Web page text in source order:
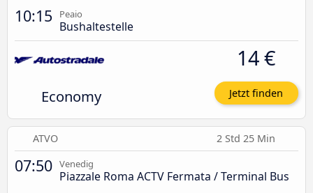
10:15 Peaio
Bushaltestelle
Economy
14 €
Jetzt finden
ATVO 2 Std 25 Min
07:50 Venedig
Piazzale Roma ACTV Fermata / Terminal Bus